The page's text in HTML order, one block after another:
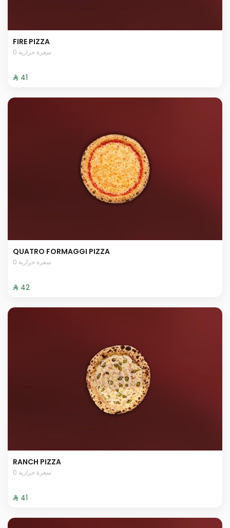
FIRE PIZZA
0 سعرة حرارية
⁨⁦‪‬ 41⁩
QUATRO FORMAGGI PIZZA
0 سعرة حرارية
⁨⁦‪‬ 42⁩
RANCH PIZZA
0 سعرة حرارية
⁨⁦‪‬ 41⁩